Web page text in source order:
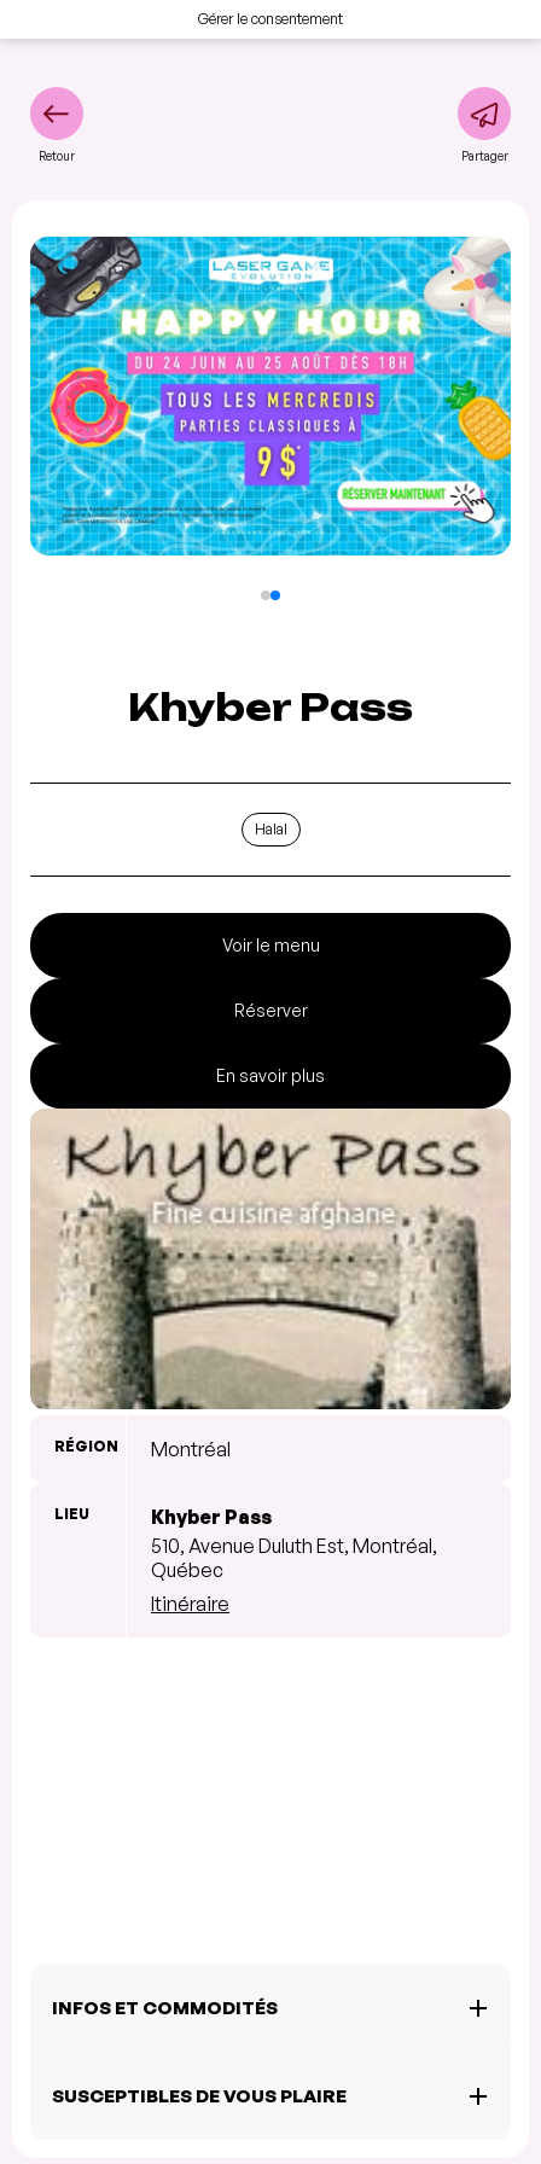
Gérer le consentement
Retour Partager
Khyber Pass
Halal
Voir le menu
Réserver
En savoir plus
RÉGION Montréal
LIEU
Khyber Pass
510, Avenue Duluth Est, Montréal,
Québec
Itinéraire
INFOS ET COMMODITÉS
SUSCEPTIBLES DE VOUS PLAIRE